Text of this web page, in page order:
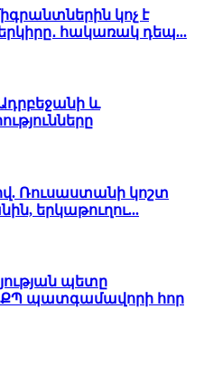
կոչ է
հակառակ դեպ...
և
Ռուսաստանի կոշտ
երկաթուղու...
պետը
ՔՊ պատգամավորի հոր